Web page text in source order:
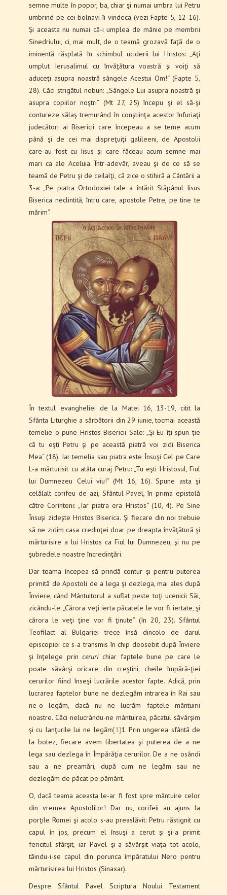
semne multe în popor, ba, chiar şi numai umbra lui Petru
umbrind pe cei bolnavi îi vindeca (vezi Fapte 5, 12-16).
Şi aceasta nu numai că-i umplea de mânie pe membrii
Sinedriului, ci, mai mult, de o teamă grozavă faţă de o
iminentă răsplată în schimbul uciderii lui Hristos: „Aţi
umplut Ierusalimul cu învăţătura voastră şi voiţi să
aduceţi asupra noastră sângele Acestui Om!“ (Fapte 5,
28). Căci strigătul nebun: „Sângele Lui asupra noastră şi
asupra copiilor noştri“ (Mt 27, 25) începu şi el să-şi
contureze sălaş tremurând în conştiinţa acestor înfuriaţi
judecători ai Bisericii care începeau a se teme acum
până şi de cei mai dispreţuiţi galileeni, de Apostolii
care-au fost cu Iisus şi care făceau acum semne mai
mari ca ale Aceluia. Într-adevăr, aveau şi de ce să se
teamă de Petru şi de ceilalţi, că zice o stihiră a Cântării a
3-a: „Pe piatra Ortodoxiei tale a întărit Stăpânul Iisus
Biserica neclintită, întru care, apostole Petre, pe tine te
mărim“.
În textul evangheliei de la Matei 16, 13-19, citit la
Sfânta Liturghie a sărbătorii din 29 iunie, tocmai această
temelie o pune Hristos Bisericii Sale: „Şi Eu îţi spun ţie
că tu eşti Petru şi pe această piatră voi zidi Biserica
Mea“ (18). Iar temelia sau piatra este Însuşi Cel pe Care
L-a mărturisit cu atâta curaj Petru: „Tu eşti Hristosul, Fiul
lui Dumnezeu Celui viu!“ (Mt 16, 16). Spune asta şi
celălalt corifeu de azi, Sfântul Pavel, în prima epistolă
către Corinteni: „Iar piatra era Hristos“ (10, 4). Pe Sine
Însuşi zideşte Hristos Biserica. Şi fiecare din noi trebuie
să ne zidim casa credinţei doar pe dreapta învăţătură şi
mărturisire a lui Hristos ca Fiul lui Dumnezeu, şi nu pe
şubredele noastre încredinţări.
Dar teama începea să prindă contur şi pentru puterea
primită de Apostoli de a lega şi dezlega, mai ales după
Înviere, când Mântuitorul a suflat peste toţi ucenicii Săi,
zicându-le: „Cărora veţi ierta păcatele le vor fi iertate, şi
cărora le veţi ţine vor fi ţinute“ (In 20, 23). Sfântul
Teofilact al Bulgariei trece însă dincolo de darul
episcopiei ce s-a transmis în chip deosebit după Înviere
şi înţelege prin cerurichiar faptele bune pe care le
poate săvârşi oricare din creştini, cheile împără-ţiei
cerurilor fiind înseşi lucrările acestor fapte. Adică, prin
lucrarea faptelor bune ne dezlegăm intrarea în Rai sau
ne-o legăm, dacă nu ne lucrăm faptele mântuirii
noastre. Căci nelucrându-ne mântuirea, păcatul săvârşim
şi cu lanţurile lui ne legăm[1]1. Prin ungerea sfântă de
la botez, fiecare avem libertatea şi puterea de a ne
lega sau dezlega în Împărăţia cerurilor. De a ne osândi
sau a ne preamări, după cum ne legăm sau ne
dezlegăm de păcat pe pământ.
O, dacă teama aceasta le-ar fi fost spre mântuire celor
din vremea Apostolilor! Dar nu, corifeii au ajuns la
porţile Romei şi acolo s-au preaslăvit: Petru răstignit cu
capul în jos, precum el însuşi a cerut şi şi-a primit
fericitul sfârşit, iar Pavel şi-a săvârşit viaţa tot acolo,
tăindu-i-se capul din porunca împăratului Nero pentru
mărturisirea lui Hristos (Sinaxar).
Despre Sfântul Pavel Scriptura Noului Testament